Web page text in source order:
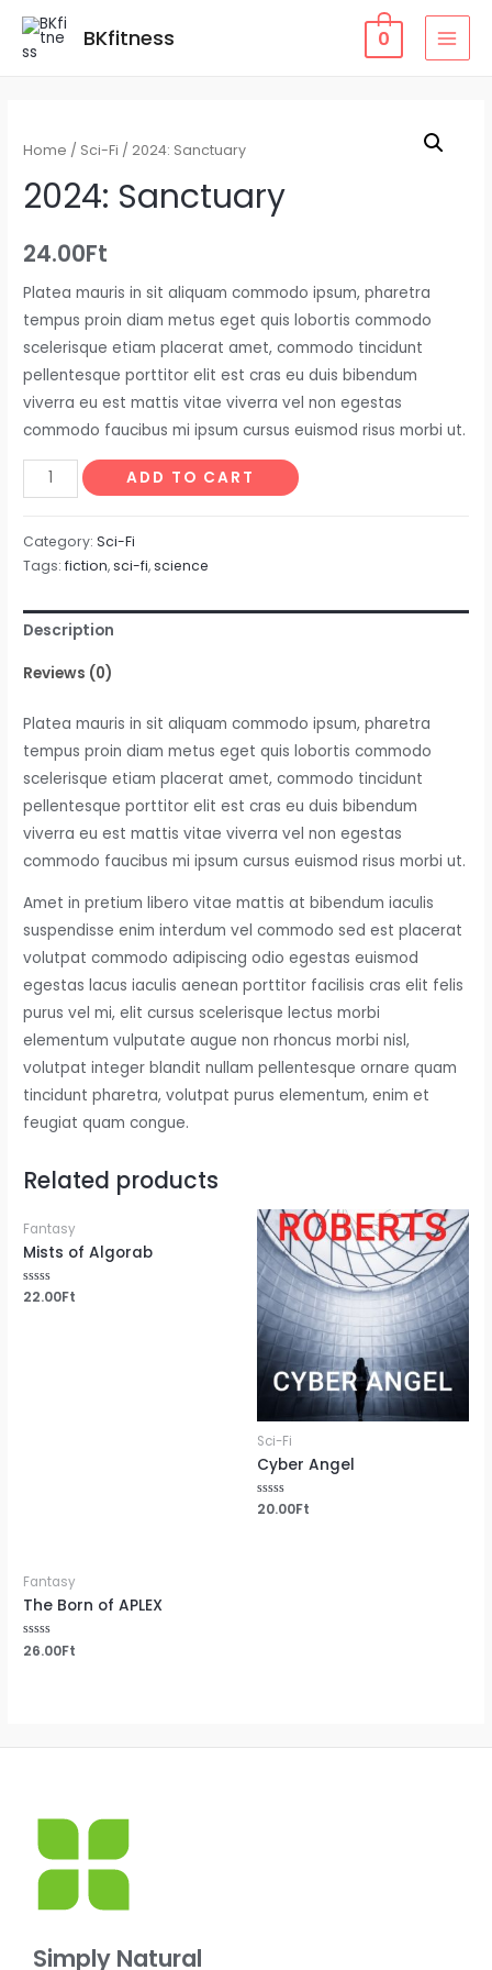
Skip
BKfitness 0
Home / Sci-Fi / 2024: Sanctuary
2024: Sanctuary
24.00Ft
Platea mauris in sit aliquam commodo ipsum, pharetra
tempus proin diam metus eget quis lobortis commodo
scelerisque etiam placerat amet, commodo tincidunt
pellentesque porttitor elit est cras eu duis bibendum
viverra eu est mattis vitae viverra vel non egestas
commodo faucibus mi ipsum cursus euismod risus morbi ut.
2024:
Sanctuary
ADD TO CART
Category:Sci-Fi
Tags:fiction,sci-fi,science
Description
Reviews (0)
Platea mauris in sit aliquam commodo ipsum, pharetra
tempus proin diam metus eget quis lobortis commodo
scelerisque etiam placerat amet, commodo tincidunt
pellentesque porttitor elit est cras eu duis bibendum
viverra eu est mattis vitae viverra vel non egestas
commodo faucibus mi ipsum cursus euismod risus morbi ut.
Amet in pretium libero vitae mattis at bibendum iaculis
suspendisse enim interdum vel commodo sed est placerat
volutpat commodo adipiscing odio egestas euismod
egestas lacus iaculis aenean porttitor facilisis cras elit felis
purus vel mi, elit cursus scelerisque lectus morbi
elementum vulputate augue non rhoncus morbi nisl,
volutpat integer blandit nullam pellentesque ornare quam
tincidunt pharetra, volutpat purus elementum, enim et
feugiat quam congue.
Related products
Fantasy
Mists of Algorab
Rated
22.00Ft
Sci-Fi
Cyber Angel
Rated
20.00Ft
Fantasy
The Born of APLEX
Rated
0
26.00Ft
Simply Natural